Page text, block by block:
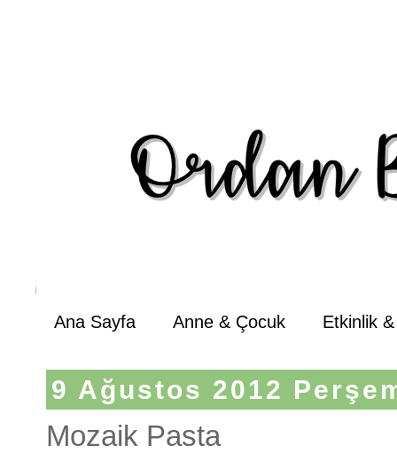
Ana Sayfa Anne & Çocuk Etkinlik
9 Ağustos 2012
Mozaik Pasta